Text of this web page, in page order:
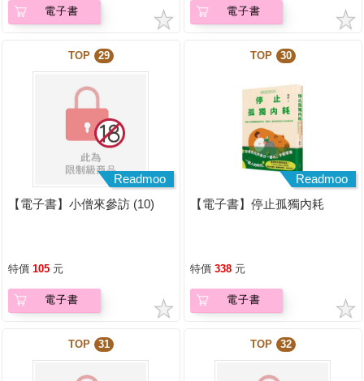
電子書 電子書
TOP 29
Readmoo
【電子書】小僧來參訪 (10)
特價 105 元
電子書
TOP 30
Readmoo
【電子書】停止孤獨內耗
特價 338 元
電子書
TOP 31 TOP 32